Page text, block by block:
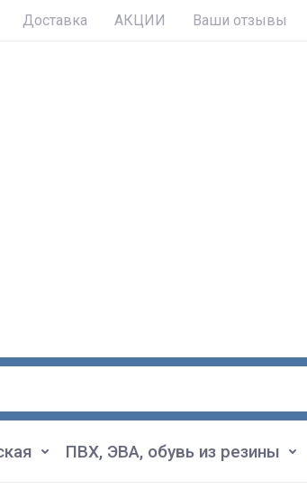
Доставка АКЦИИ Ваши отзывы
ПВХ, ЭВА, обувь из резины